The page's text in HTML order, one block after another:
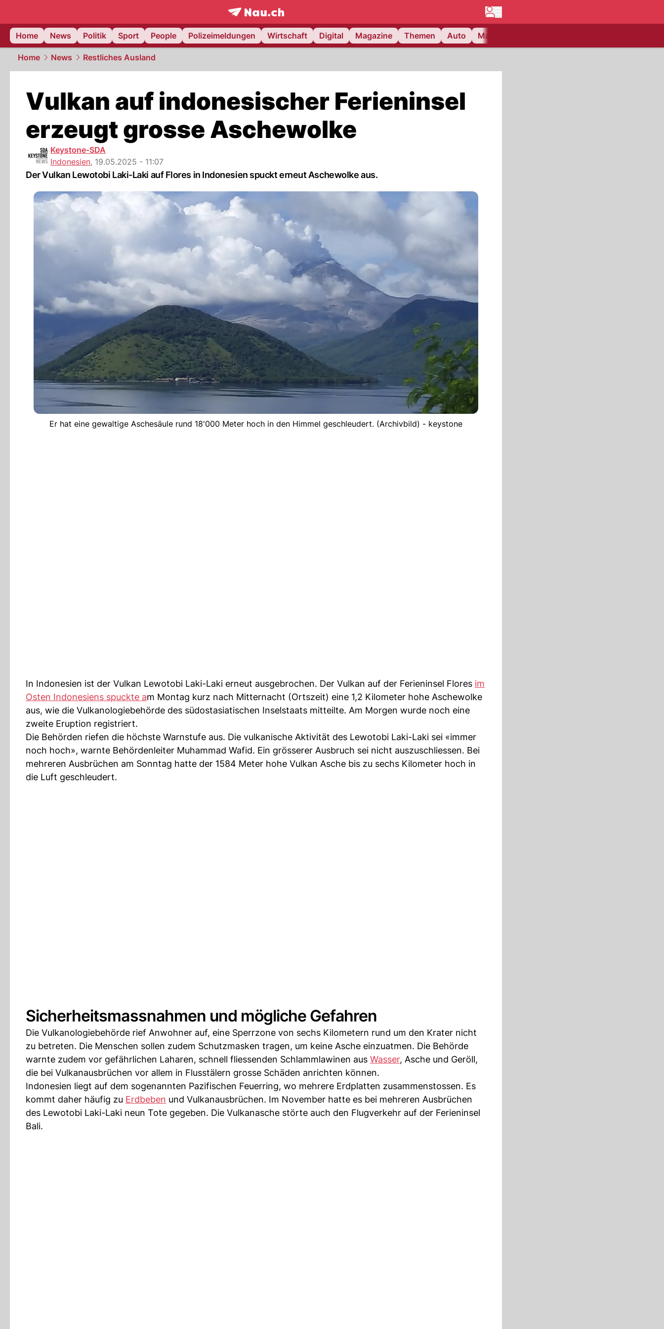
frontpage.NAU.ch
Home
News Politik Sport People Polizeimeldungen Wirtschaft Digital Magazine Themen Auto Matchcenter
Home News Restliches Ausland
Vulkan auf indonesischer Ferieninsel
erzeugt grosse Aschewolke
Keystone-SDA
Indonesien, 19.05.2025 - 11:07
Der Vulkan Lewotobi Laki-Laki auf Flores in Indonesien spuckt erneut Aschewolke aus.
Er hat eine gewaltige Aschesäule rund 18'000 Meter hoch in den Himmel geschleudert. (Archivbild) - keystone
In Indonesien ist der Vulkan Lewotobi Laki-Laki erneut ausgebrochen. Der Vulkan auf der Ferieninsel Flores im
Osten Indonesiens spuckte am Montag kurz nach Mitternacht (Ortszeit) eine 1,2 Kilometer hohe Aschewolke
aus, wie die Vulkanologiebehörde des südostasiatischen Inselstaats mitteilte. Am Morgen wurde noch eine
zweite Eruption registriert.
Die Behörden riefen die höchste Warnstufe aus. Die vulkanische Aktivität des Lewotobi Laki-Laki sei «immer
noch hoch», warnte Behördenleiter Muhammad Wafid. Ein grösserer Ausbruch sei nicht auszuschliessen. Bei
mehreren Ausbrüchen am Sonntag hatte der 1584 Meter hohe Vulkan Asche bis zu sechs Kilometer hoch in
die Luft geschleudert.
Sicherheitsmassnahmen und mögliche Gefahren
Die Vulkanologiebehörde rief Anwohner auf, eine Sperrzone von sechs Kilometern rund um den Krater nicht
zu betreten. Die Menschen sollen zudem Schutzmasken tragen, um keine Asche einzuatmen. Die Behörde
warnte zudem vor gefährlichen Laharen, schnell fliessenden Schlammlawinen aus Wasser, Asche und Geröll,
die bei Vulkanausbrüchen vor allem in Flusstälern grosse Schäden anrichten können.
Indonesien liegt auf dem sogenannten Pazifischen Feuerring, wo mehrere Erdplatten zusammenstossen. Es
kommt daher häufig zu Erdbeben und Vulkanausbrüchen. Im November hatte es bei mehreren Ausbrüchen
des Lewotobi Laki-Laki neun Tote gegeben. Die Vulkanasche störte auch den Flugverkehr auf der Ferieninsel
Bali.